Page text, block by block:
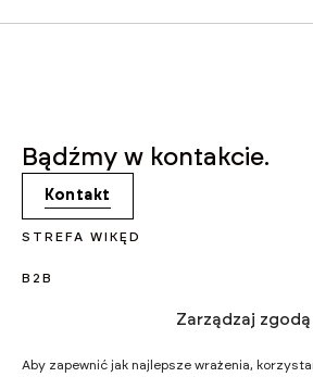
Zarządzaj zgodą
Aby zapewnić jak najlepsze wrażenia,
Bądźmy w kontakcie.
Kontakt
STREFA WIKĘD
B2B
PROJEKTY UNIJNE